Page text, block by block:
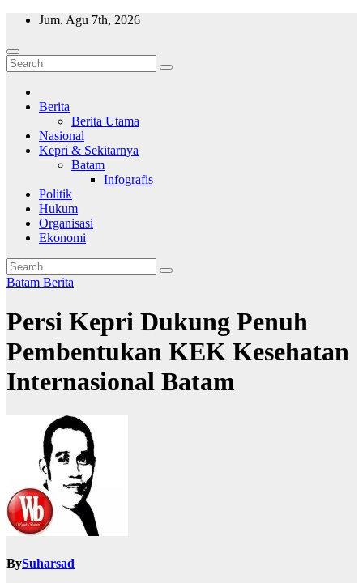
Skip
content
Jum. Agu 7th, 2026
Wajah Batam
CCTV nya kota Batam
Berita
Berita Utama
Nasional
Kepri & Sekitarnya
Batam
Infografis
Politik
Hukum
Organisasi
Ekonomi
Batam Berita
Persi Kepri Dukung Penuh
Pembentukan KEK Kesehatan
Internasional Batam
BySuharsad